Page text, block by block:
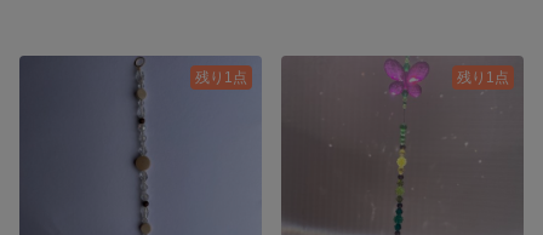
残り1点 残り1点